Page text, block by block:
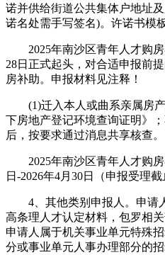
诺并供给街道公共集体户地址
诺名处需手写签名)。许诺书模
2025年南沙区青年人才购房
28日正式起头，对合适申报前
房补助。申报材料见注释！
(1)迁入本人或曲系亲属房产
下房地产登记环境查询证明》
后，按要求通过消息共享核查。
2025年南沙区青年人才购房
日-2026年4月30日（申报受理
4、其他类别申报人。申请
高条理人才认定材料，包罗相
申请人属于机关事业单元特殊
分或事业单元人事办理部分的